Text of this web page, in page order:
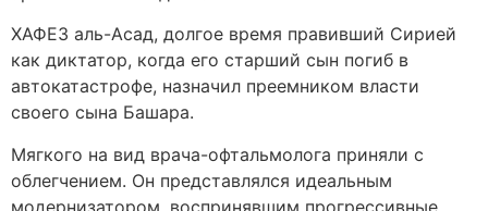
ХАФЕЗ аль-Асад, долгое время правивший Сирией
как диктатор, когда его старший сын погиб в
автокатастрофе, назначил преемником власти
своего сына Башара.
Мягкого на вид врача-офтальмолога приняли с
облегчением. Он представлялся идеальным
модернизатором, воспринявшим прогрессивные,